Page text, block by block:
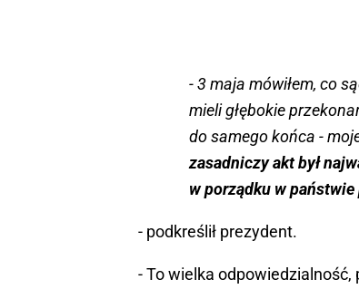
- 3 maja mówiłem, co
mieli głębokie
do samego końca -
zasadniczy akt był
w porządku w
- podkreślił prezydent.
- To wielka